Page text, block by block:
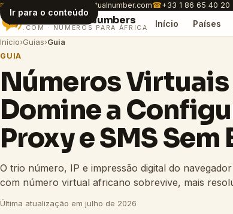
Ir para o conteúdo
✉ customer.care@africavirtualnumber.com☎+33 1 86 65 40 20
Numbers
.COM · NÚMEROS PARA ÁFRICA Início Países
Início›Guias›Guia
GUIA
Números
Domine a
Proxy e SMS
O trio número, IP e impressão digital do
com número virtual africano sobrevive, mais
Última atualização em julho de 2026